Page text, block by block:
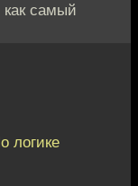
самый
логике